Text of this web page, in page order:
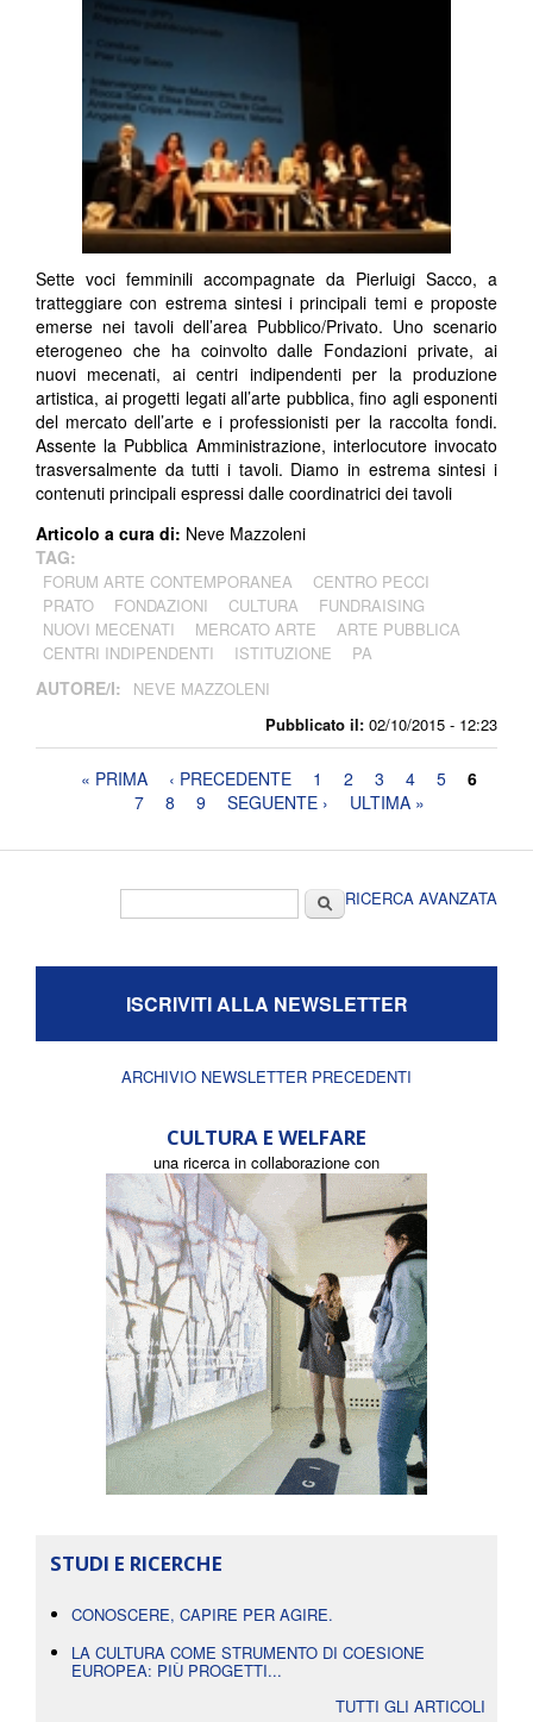
Pubblicato il: 02/10/2015 - 12:23
Sette voci femminili accompagnate da Pierluigi Sacco, a
tratteggiare con estrema sintesi i principali temi e proposte
emerse nei tavoli dell’area Pubblico/Privato. Uno scenario
eterogeneo che ha coinvolto dalle Fondazioni private, ai
nuovi mecenati, ai centri indipendenti per la produzione
artistica, ai progetti legati all’arte pubblica, fino agli esponenti
del mercato dell’arte e i professionisti per la raccolta fondi.
Assente la Pubblica Amministrazione, interlocutore invocato
trasversalmente da tutti i tavoli. Diamo in estrema sintesi i
contenuti principali espressi dalle coordinatrici dei tavoli
Articolo a cura di: Neve Mazzoleni
TAG:
FORUM ARTE CONTEMPORANEA
CENTRO PECCI
PRATO
FONDAZIONI CULTURA
FUNDRAISING
NUOVI MECENATI
MERCATO ARTE
ARTE PUBBLICA
CENTRI INDIPENDENTI
ISTITUZIONE PA
AUTORE/I: NEVE MAZZOLENI
Pagine« PRIMA ‹ PRECEDENTE 1 2 3 4 5
6
7
8 9 SEGUENTE › ULTIMA »
CercaRICERCA AVANZATA
ISCRIVITI ALLA NEWSLETTER
ARCHIVIO NEWSLETTER PRECEDENTI
CULTURA E WELFARE
una ricerca in collaborazione con
STUDI E RICERCHE
CONOSCERE, CAPIRE PER AGIRE.
LA CULTURA COME STRUMENTO DI COESIONE
EUROPEA: PIÙ PROGETTI...
TUTTI GLI ARTICOLI